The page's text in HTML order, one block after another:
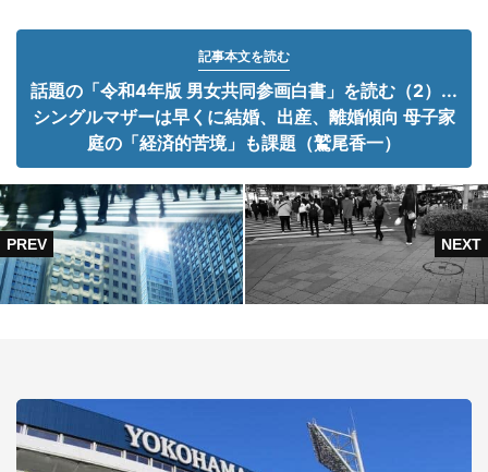
記事本文を読む
話題の「令和4年版 男女共同参画白書」を読む（2）...
シングルマザーは早くに結婚、出産、離婚傾向 母子家
庭の「経済的苦境」も課題（鷲尾香一）